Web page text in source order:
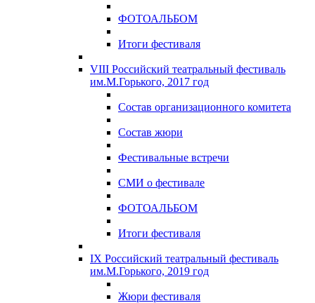
ФОТОАЛЬБОМ
Итоги фестиваля
VIII Российский театральный фестиваль
им.М.Горького, 2017 год
Состав организационного комитета
Состав жюри
Фестивальные встречи
СМИ о фестивале
ФОТОАЛЬБОМ
Итоги фестиваля
IX Российский театральный фестиваль
им.М.Горького, 2019 год
Жюри фестиваля